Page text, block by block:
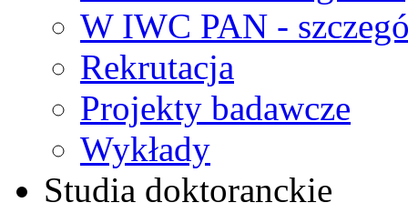
W IWC PAN -
Rekrutacja
Projekty badawcze
Wykłady
Studia doktoranckie